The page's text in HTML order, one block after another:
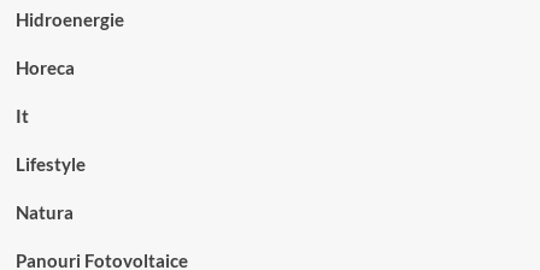
Hidroenergie
Horeca
It
Lifestyle
Natura
Panouri Fotovoltaice